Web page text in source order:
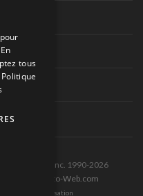
Position inc. 1990-2026
Photo-Web.com
d’utilisation
tous